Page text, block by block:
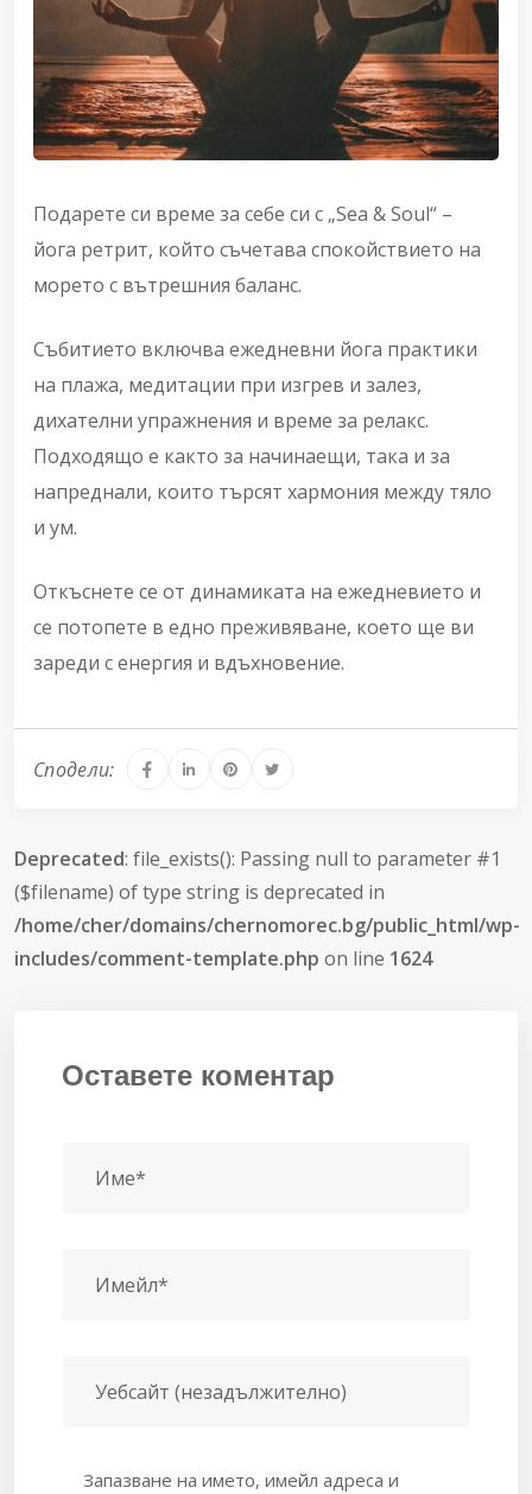
Подарете си време за себе си с „Sea & Soul“ –
йога ретрит, който съчетава спокойствието на
морето с вътрешния баланс.
Събитието включва ежедневни йога практики
на плажа, медитации при изгрев и залез,
дихателни упражнения и време за релакс.
Подходящо е както за начинаещи, така и за
напреднали, които търсят хармония между тяло
и ум.
Откъснете се от динамиката на ежедневието и
се потопете в едно преживяване, което ще ви
зареди с енергия и вдъхновение.
Сподели:
Deprecated: file_exists(): Passing null to parameter #1
($filename) of type string is deprecated in
/home/cher/domains/chernomorec.bg/public_html/wp-
includes/comment-template.php on line 1624
Оставете коментар
Име*
Имейл*
Уебсайт (незадължително)
Запазване на името, имейл адреса и